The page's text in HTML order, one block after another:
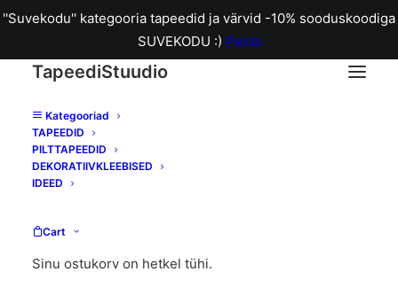
''Suvekodu'' kategooria tapeedid ja värvid -10% sooduskoodiga
SUVEKODU :) Peida
TapeediStuudio
Kategooriad
TAPEEDID
PILTTAPEEDID
DEKORATIIVKLEEBISED
IDEED
Cart
Sinu ostukorv on hetkel tühi.
Home 127926 Glenwhan Wildflower Summer tapeet